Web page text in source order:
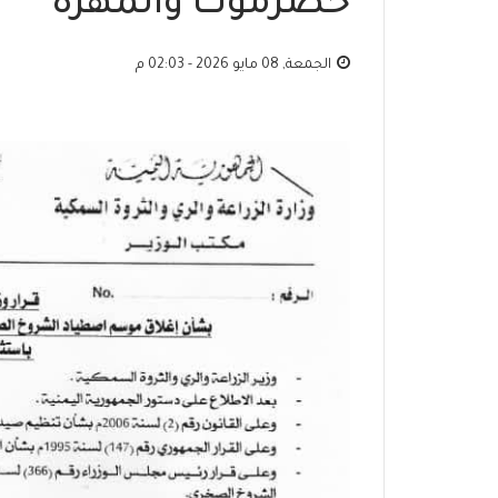
الجمعة, 08 مايو 2026 - 02:03 م